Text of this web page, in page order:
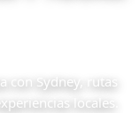
con Sydney, rutas
locales.